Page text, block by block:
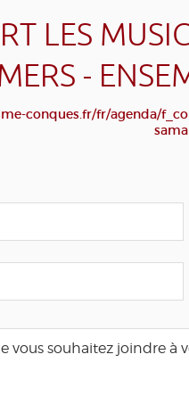
LES
-
conques.fr/fr/agenda/